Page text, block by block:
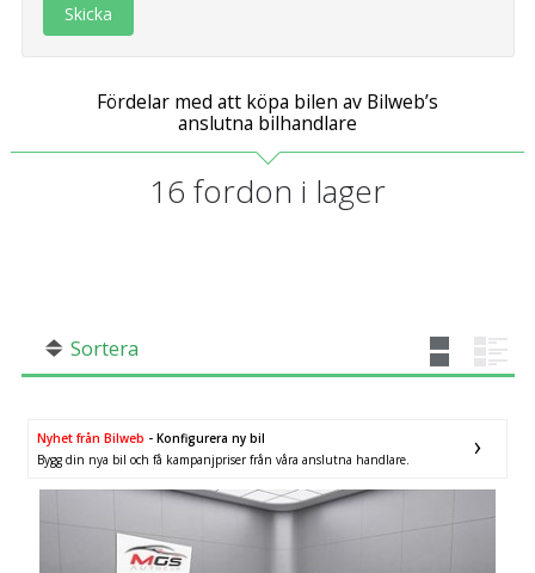
Skicka
Fördelar med att köpa bilen av Bilweb’s
anslutna bilhandlare
16 fordon i lager
Sortera
Nyhet från Bilweb - Konfigurera ny bil
Bygg din nya bil och få kampanjpriser från våra anslutna handlare.